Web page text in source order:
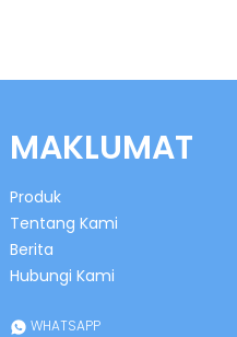
MAKLUMAT
Produk
Tentang Kami
Berita
Hubungi Kami
WHATSAPP